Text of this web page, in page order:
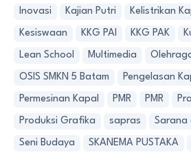
Inovasi Kajian Putri Kelistrikan
Kesiswaan KKG PAI KKG PAK
Lean School Multimedia
OSIS SMKN 5 Batam Pengelasan
Permesinan Kapal PMR PMR
Produksi Grafika sapras Sarana
Seni Budaya SKANEMA PUSTAKA